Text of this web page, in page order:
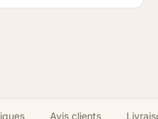
Avis clients